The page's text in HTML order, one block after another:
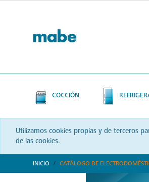
COCCIÓN
Utilizamos cookies propias y de terceros
de las cookies.
INICIO CATÁLOGO DE